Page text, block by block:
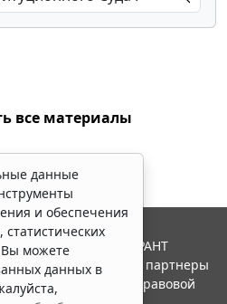
все материалы
данные
и обеспечения
статистических
Вы можете
данных в
2026. Система ГАРАНТ
"Гарант" и ее партнеры
ассоциации правовой